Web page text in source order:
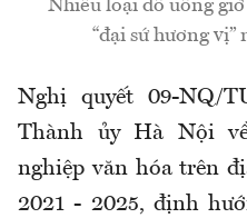
Nhiều loại đồ uống
“đại sứ hương
Nghị quyết 09-NQ/
Thành ủy Hà Nội
nghiệp văn hóa trên
2021 - 2025, định